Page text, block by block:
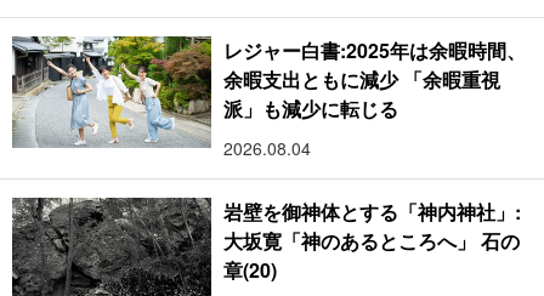
レジャー白書:2025年は余暇時間、
余暇支出ともに減少 「余暇重視
派」も減少に転じる
2026.08.04
岩壁を御神体とする「神内神社」:
大坂寛「神のあるところへ」 石の
章(20)